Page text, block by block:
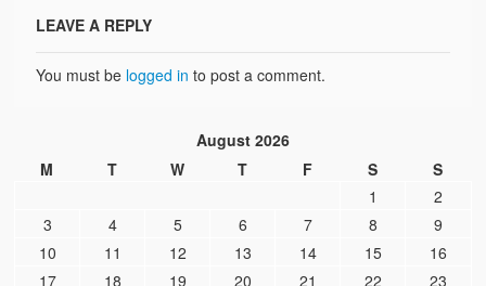
LEAVE A REPLY
You must be logged in to post a comment.
August 2026
M
T W T F S
S
1
2
3
4 5 6 7 8
9
10
11 12 13 14 15
16
17
18 19 20 21 22 23